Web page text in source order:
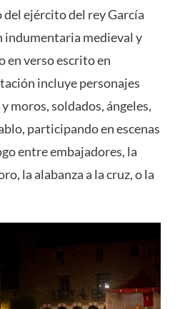
ejército del rey García
indumentaria medieval y
en verso escrito en
incluye personajes
moros, soldados, ángeles,
participando en escenas
entre embajadores, la
la alabanza a la cruz, o la